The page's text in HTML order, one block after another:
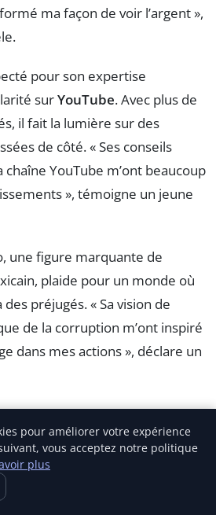
ma façon de voir l’argent »,
pour son expertise
surYouTube. Avec plus de
il fait la lumière sur des
de côté. « Ses conseils
YouTube m’ont beaucoup
», témoigne un jeune
une figure marquante de
plaide pour un monde où
des préjugés. « Sa vision de
de la corruption m’ont inspiré
dans mes actions », déclare un
22 ansd’expérience dans le
est un conférencier qui
ateliers m’ont aidé à décupler
à atteindre mes objectifs
pour améliorer votre expérience
vous acceptez notre politique
plus